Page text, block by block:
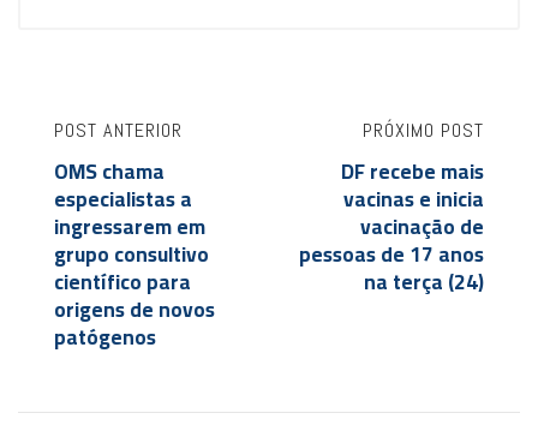
POST ANTERIOR
OMS chama
especialistas a
ingressarem em
grupo consultivo
científico para
origens de novos
patógenos
PRÓXIMO POST
DF recebe mais
vacinas e inicia
vacinação de
pessoas de 17 anos
na terça (24)